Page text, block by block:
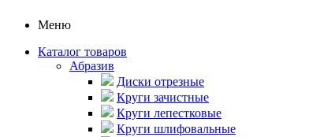
Меню
Каталог товаров
Абразив
Диски отрезные
Круги зачистные
Круги лепестковые
Круги шлифовальные